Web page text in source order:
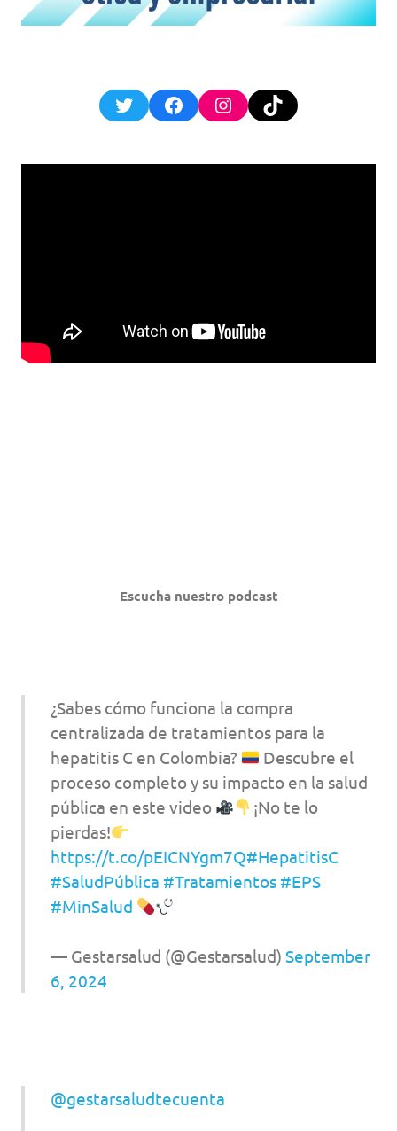
TwitterFacebookInstagram
TikTok
Escucha nuestro podcast
¿Sabes cómo funciona la compra
centralizada de tratamientos para la
hepatitis C en Colombia?
Descubre el
proceso completo y su impacto en la salud
pública en este video
¡No te lo
pierdas!
https://t.co/pEICNYgm7Q#HepatitisC
#SaludPública #Tratamientos #EPS
#MinSalud
— Gestarsalud (@Gestarsalud) September
6, 2024
@gestarsaludtecuenta